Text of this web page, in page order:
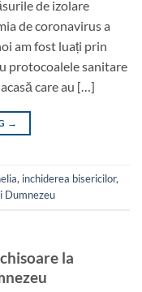
de izolare
de coronavirus a
am fost luați prin
protocoalele sanitare
care au […]
→
, inchiderea bisericilor,
Dumnezeu
la